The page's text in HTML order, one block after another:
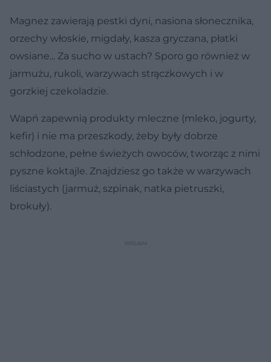
Magnez zawierają pestki dyni, nasiona słonecznika,
orzechy włoskie, migdały, kasza gryczana, płatki
owsiane... Za sucho w ustach? Sporo go również w
jarmużu, rukoli, warzywach strączkowych i w
gorzkiej czekoladzie.
Wapń zapewnią produkty mleczne (mleko, jogurty,
kefir) i nie ma przeszkody, żeby były dobrze
schłodzone, pełne świeżych owoców, tworząc z nimi
pyszne koktajle. Znajdziesz go także w warzywach
liściastych (jarmuż, szpinak, natka pietruszki,
brokuły).